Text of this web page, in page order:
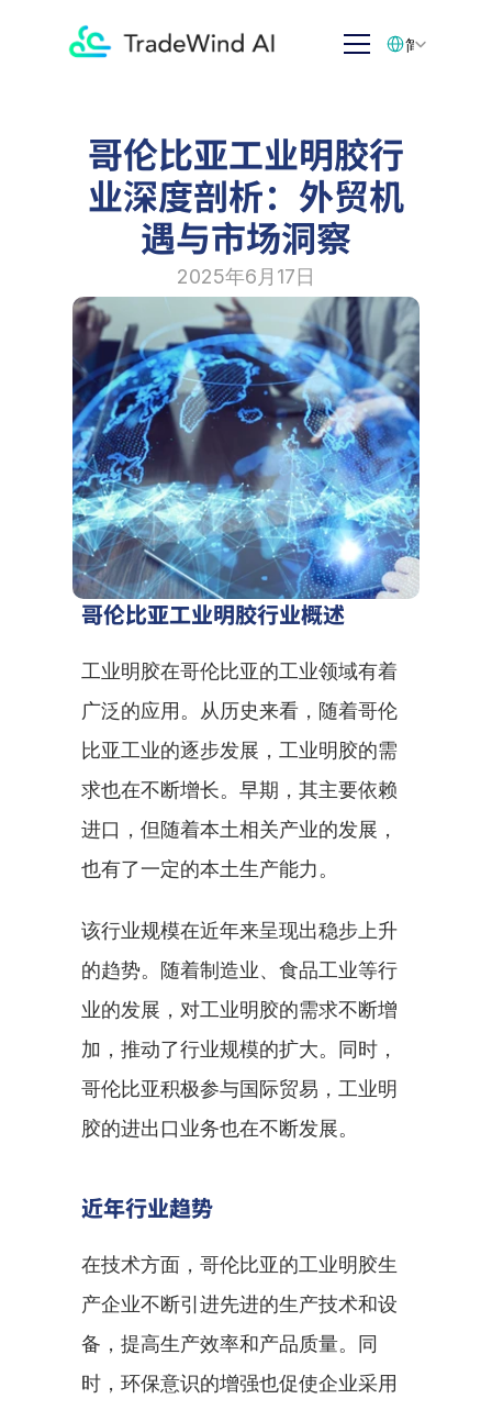
哥伦比亚工业明胶行
业深度剖析：外贸机
遇与市场洞察
2025年6月17日
哥伦比亚工业明胶行业概述
工业明胶在哥伦比亚的工业领域有着
广泛的应用。从历史来看，随着哥伦
比亚工业的逐步发展，工业明胶的需
求也在不断增长。早期，其主要依赖
进口，但随着本土相关产业的发展，
也有了一定的本土生产能力。
该行业规模在近年来呈现出稳步上升
的趋势。随着制造业、食品工业等行
业的发展，对工业明胶的需求不断增
加，推动了行业规模的扩大。同时，
哥伦比亚积极参与国际贸易，工业明
胶的进出口业务也在不断发展。
近年行业趋势
在技术方面，哥伦比亚的工业明胶生
产企业不断引进先进的生产技术和设
备，提高生产效率和产品质量。同
时，环保意识的增强也促使企业采用
简体中文